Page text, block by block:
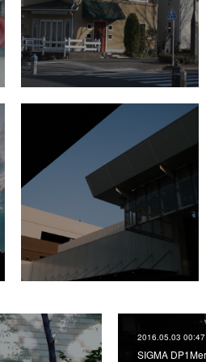
2016.05.03 00:47
SIGMA